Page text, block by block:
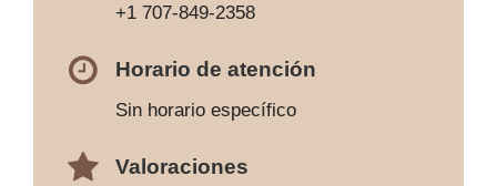
+1 707-849-2358
Horario de atención
Sin horario específico
Valoraciones